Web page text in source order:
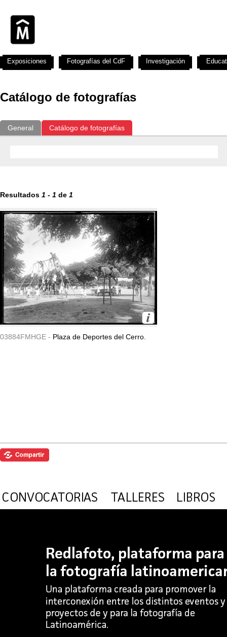
Catálogo de fotografías
General Catálogo de fotografías
Resultados 1 - 1 de 1
03884FMHGE - Plaza de Deportes del Cerro.
Exposiciones Fotografías del CdF Investigación